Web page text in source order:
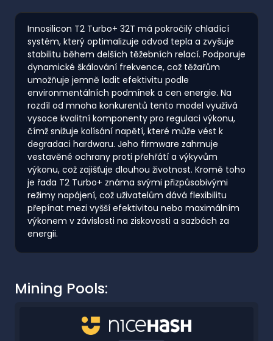
Innosilicon T2 Turbo+ 32T má pokročilý chladící
systém, který optimalizuje odvod tepla a zvyšuje
stabilitu během delších těžebních relací. Podporuje
dynamické škálování frekvence, což těžařům
umožňuje jemně ladit efektivitu podle
environmentálních podmínek a cen energie. Na
rozdíl od mnoha konkurentů tento model využívá
vysoce kvalitní komponenty pro regulaci výkonu,
čímž snižuje kolísání napětí, které může vést k
degradaci hardwaru. Jeho firmware zahrnuje
vestavěné ochrany proti přehřátí a výkyvům
výkonu, což zajišťuje dlouhou životnost. Kromě toho
je řada T2 Turbo+ známa svými přizpůsobivými
režimy napájení, což uživatelům dává flexibilitu
přepínat mezi vyšší efektivitou nebo maximálním
výkonem v závislosti na ziskovosti a sazbách za
energii.
Mining Pools: